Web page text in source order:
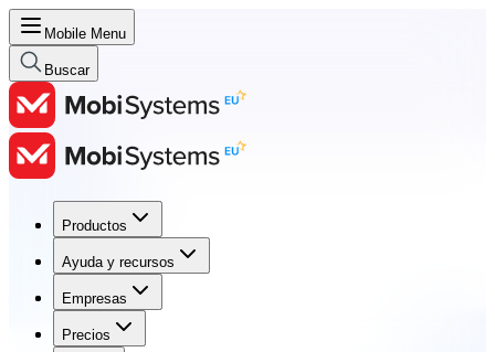
Mobile Menu
Buscar
Productos
Ayuda y recursos
Empresas
Precios
Productos
Ayuda y recursos
Empresas
Precios